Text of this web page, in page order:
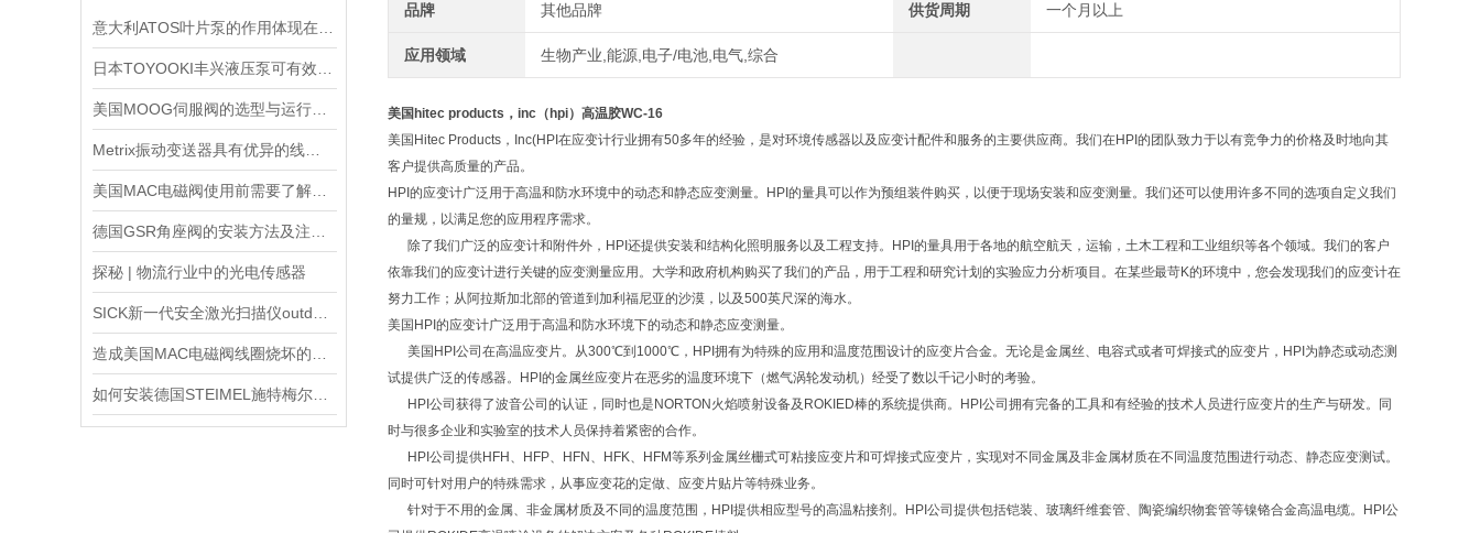
探秘 | 物流行业中的光电传感器
品牌 其他品牌 供货周期 一个月以上
应用领域 生物产业,能源,电子/电池,电气,综合
美国hitec products，inc（hpi）高温胶WC-16
美国Hitec Products，Inc(HPI在应变计行业拥有50多年的经验，是对环境传感器以及应变计配件和服务的主要供应商。我们在HPI的团队致力于以有竞争力的价格及时地向其
客户提供高质量的产品。
HPI的应变计广泛用于高温和防水环境中的动态和静态应变测量。HPI的量具可以作为预组装件购买，以便于现场安装和应变测量。我们还可以使用许多不同的选项自定义我们
的量规，以满足您的应用程序需求。
除了我们广泛的应变计和附件外，HPI还提供安装和结构化照明服务以及工程支持。HPI的量具用于各地的航空航天，运输，土木工程和工业组织等各个领域。我们的客户
依靠我们的应变计进行关键的应变测量应用。大学和政府机构购买了我们的产品，用于工程和研究计划的实验应力分析项目。在某些最苛K的环境中，您会发现我们的应变计在
努力工作；从阿拉斯加北部的管道到加利福尼亚的沙漠，以及500英尺深的海水。
美国HPI的应变计广泛用于高温和防水环境下的动态和静态应变测量。
美国HPI公司在高温应变片。从300℃到1000℃，HPI拥有为特殊的应用和温度范围设计的应变片合金。无论是金属丝、电容式或者可焊接式的应变片，HPI为静态或动态测
试提供广泛的传感器。HPI的金属丝应变片在恶劣的温度环境下（燃气涡轮发动机）经受了数以千记小时的考验。
HPI公司获得了波音公司的认证，同时也是NORTON火焰喷射设备及ROKIED棒的系统提供商。HPI公司拥有完备的工具和有经验的技术人员进行应变片的生产与研发。同
时与很多企业和实验室的技术人员保持着紧密的合作。
HPI公司提供HFH、HFP、HFN、HFK、HFM等系列金属丝栅式可粘接应变片和可焊接式应变片，实现对不同金属及非金属材质在不同温度范围进行动态、静态应变测试。
同时可针对用户的特殊需求，从事应变花的定做、应变片贴片等特殊业务。
针对于不用的金属、非金属材质及不同的温度范围，HPI提供相应型号的高温粘接剂。HPI公司提供包括铠装、玻璃纤维套管、陶瓷编织物套管等镍铬合金高温电缆。HPI公